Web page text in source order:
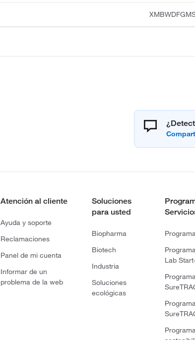
Atención al cliente
Ayuda y soporte
Reclamaciones
Panel de mi cuenta
Informar de un
problema de la web
Soluciones
para usted
Biopharma
Biotech
Industria
Soluciones
ecológicas
Lab
Programa
Programa